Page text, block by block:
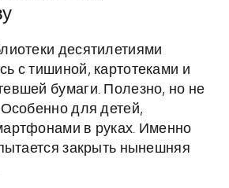
десятилетиями
с тишиной, картотеками и
бумаги. Полезно, но не
Особенно для детей,
в руках. Именно
закрыть нынешняя